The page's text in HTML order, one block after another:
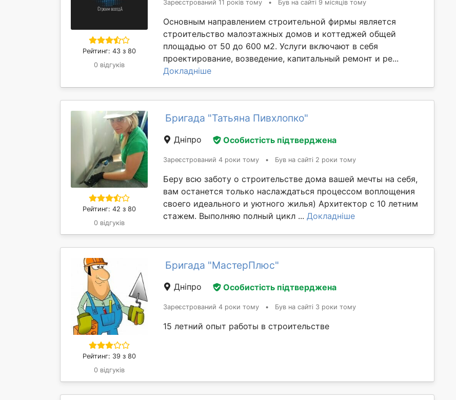
Рейтинг: 43 з 80
0 відгуків
Зареєстрований 11 років тому • Був на сайті 9 місяців тому
Основным направлением строительной фирмы является
строительство малоэтажных домов и коттеджей общей
площадью от 50 до 600 м2. Услуги включают в себя
проектирование, возведение, капитальный ремонт и ре...
Докладніше
Рейтинг: 42 з 80
0 відгуків
Бригада "Татьяна Пивхлопко"
Дніпро Особистість підтверджена
Зареєстрований 4 роки тому • Був на сайті 2 роки тому
Беру всю заботу о строительстве дома вашей мечты на себя,
вам останется только наслаждаться процессом воплощения
своего идеального и уютного жилья) Архитектор с 10 летним
стажем. Выполняю полный цикл ... Докладніше
Рейтинг: 39 з 80
0 відгуків
Бригада "МастерПлюс"
Дніпро Особистість підтверджена
Зареєстрований 4 роки тому • Був на сайті 3 роки тому
15 летний опыт работы в строительстве